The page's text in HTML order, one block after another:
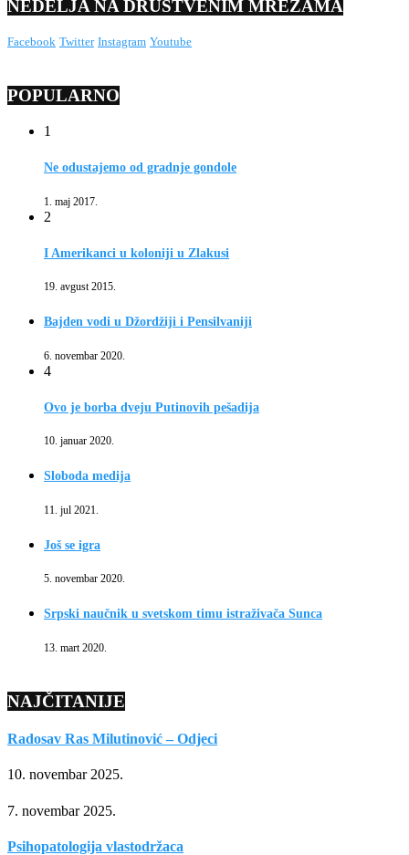
NEDELJA NA DRUŠTVENIM MREŽAMA
Facebook Twitter Instagram Youtube
POPULARNO
1
Ne odustajemo od gradnje gondole
1. maj 2017.
2
I Amerikanci u koloniji u Zlakusi
19. avgust 2015.
Bajden vodi u Džordžiji i Pensilvaniji
6. novembar 2020.
4
Ovo je borba dveju Putinovih pešadija
10. januar 2020.
Sloboda medija
11. jul 2021.
Još se igra
5. novembar 2020.
Srpski naučnik u svetskom timu istraživača Sunca
13. mart 2020.
NAJČITANIJE
Radosav Ras Milutinović – Odjeci
10. novembar 2025.
7. novembar 2025.
Psihopatologija vlastodržaca